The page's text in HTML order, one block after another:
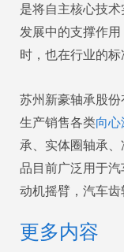
是将自主核心技
发展中的支撑作
时，也在行业的标
苏州新豪轴承股
生产销售各类向心
承、实体圈轴承
品目前广泛用于
动机摇臂，汽车齿
更多内容